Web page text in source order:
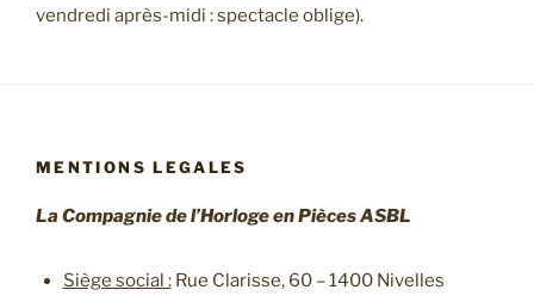
vendredi après-midi : spectacle oblige).
MENTIONS LEGALES
La Compagnie de l’Horloge en Pièces ASBL
Siège social :Rue Clarisse, 60 – 1400 Nivelles